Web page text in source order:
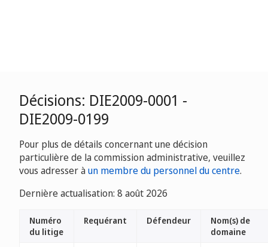
Décisions: DIE2009-0001 -
DIE2009-0199
Pour plus de détails concernant une décision
particulière de la commission administrative, veuillez
vous adresser àun membre du personnel du centre.
Dernière actualisation: 8 août 2026
Numéro
du litige
Requérant Défendeur
Nom(s) de
domaine